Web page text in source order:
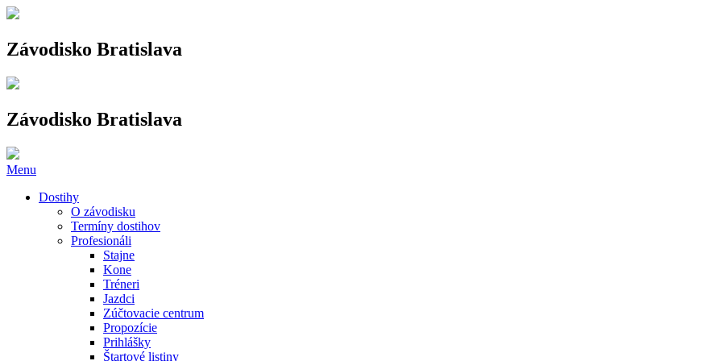
Závodisko Bratislava
Závodisko Bratislava
Menu
Dostihy
O závodisku
Termíny dostihov
Profesionáli
Stajne
Kone
Tréneri
Jazdci
Zúčtovacie centrum
Propozície
Prihlášky
Štartové listiny